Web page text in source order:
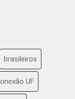
brasileiros
UF